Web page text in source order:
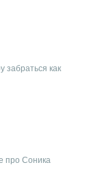
забраться как
про Соника